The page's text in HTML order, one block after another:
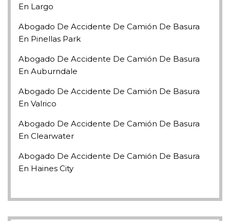
En Largo
Abogado De Accidente De Camión De Basura
En Pinellas Park
Abogado De Accidente De Camión De Basura
En Auburndale
Abogado De Accidente De Camión De Basura
En Valrico
Abogado De Accidente De Camión De Basura
En Clearwater
Abogado De Accidente De Camión De Basura
En Haines City